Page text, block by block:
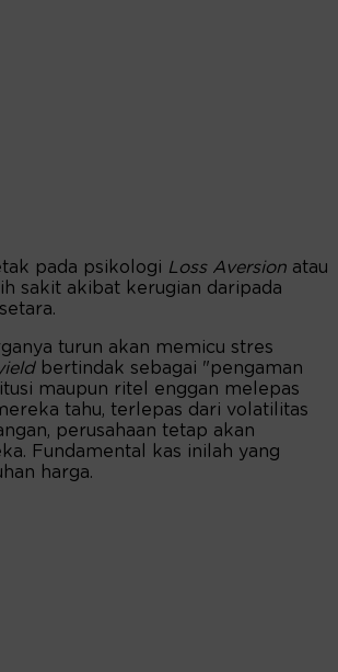
pada psikologi Loss Aversion atau
sakit akibat kerugian daripada
turun akan memicu stres
bertindak sebagai "pengaman
maupun ritel enggan melepas
tahu, terlepas dari volatilitas
perusahaan tetap akan
Fundamental kas inilah yang
harga.